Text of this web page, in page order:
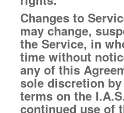
Changes to
may change,
the Service, in
time without
any of this
sole discretion
terms on the
continued use of